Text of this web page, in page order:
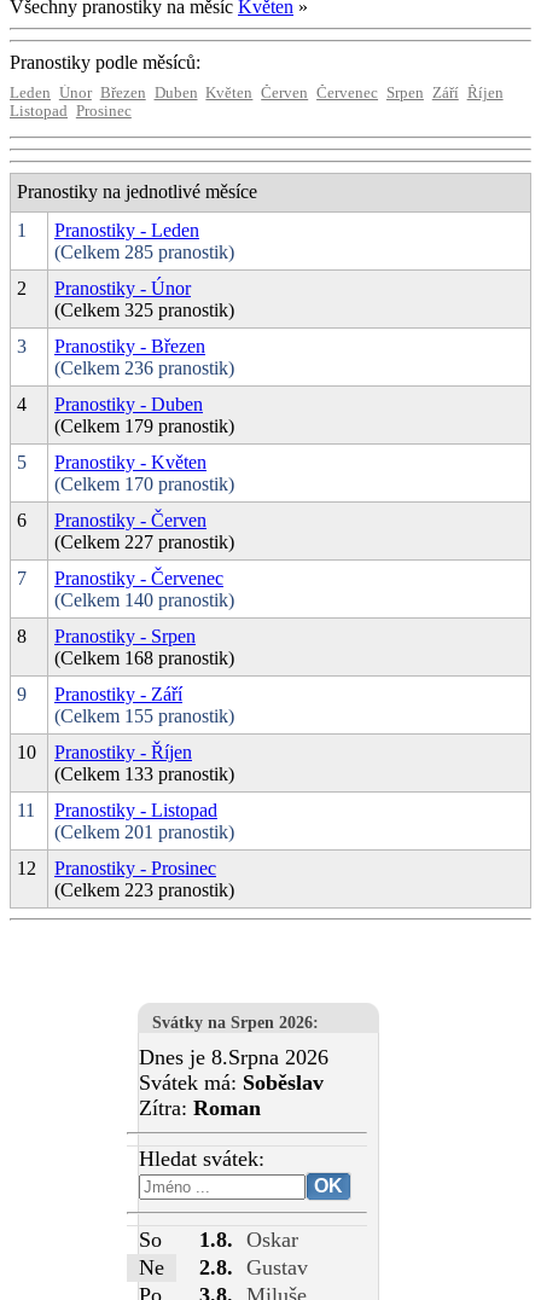
Všechny pranostiky na měsíc Květen »
Pranostiky podle měsíců:
Leden Únor Březen Duben Květen Červen Červenec Srpen Září Říjen
Listopad Prosinec
Pranostiky na jednotlivé měsíce
1
Pranostiky - Leden
(Celkem 285 pranostik)
2
Pranostiky - Únor
(Celkem 325 pranostik)
3
Pranostiky - Březen
(Celkem 236 pranostik)
4
Pranostiky - Duben
(Celkem 179 pranostik)
5
Pranostiky - Květen
(Celkem 170 pranostik)
6
Pranostiky - Červen
(Celkem 227 pranostik)
7
Pranostiky - Červenec
(Celkem 140 pranostik)
8
Pranostiky - Srpen
(Celkem 168 pranostik)
9
Pranostiky - Září
(Celkem 155 pranostik)
10
Pranostiky - Říjen
(Celkem 133 pranostik)
11
Pranostiky - Listopad
(Celkem 201 pranostik)
12
Pranostiky - Prosinec
(Celkem 223 pranostik)
Svátky na Srpen 2026:
Dnes je 8.Srpna 2026
Svátek má: Soběslav
Zítra: Roman
Hledat svátek:
So 1.8. Oskar
Ne
2.8. Gustav
Po
3.8. Miluše